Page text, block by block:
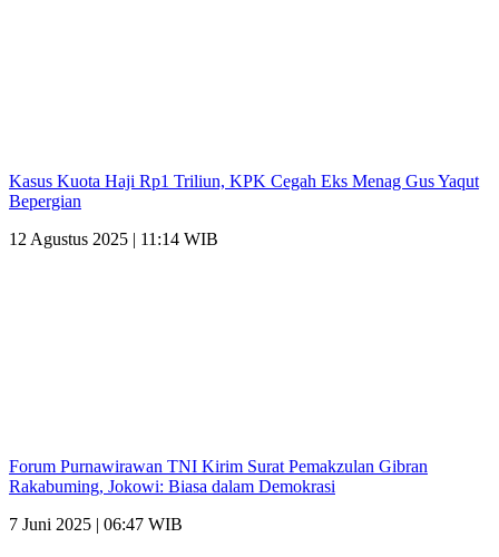
Kasus Kuota Haji Rp1 Triliun, KPK Cegah Eks Menag Gus Yaqut
Bepergian
12 Agustus 2025 | 11:14 WIB
Forum Purnawirawan TNI Kirim Surat Pemakzulan Gibran
Rakabuming, Jokowi: Biasa dalam Demokrasi
7 Juni 2025 | 06:47 WIB